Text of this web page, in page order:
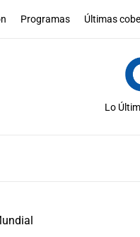
Programas Últimas
Lo